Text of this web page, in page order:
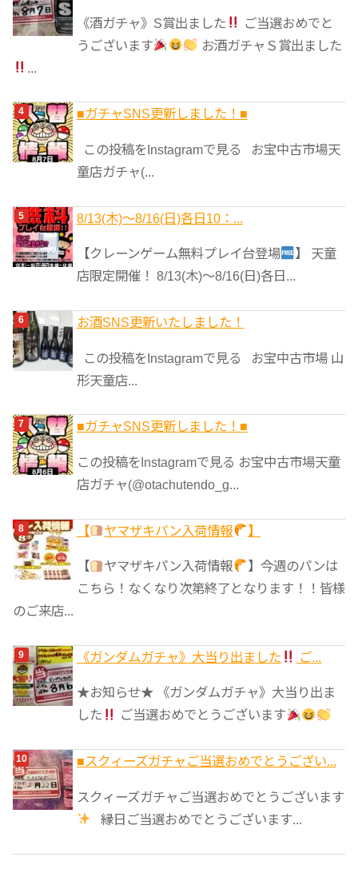
《酒ガチャ》S賞出ました
ご当選おめでと
うございます
お酒ガチャＳ賞出ました
...
■ガチャSNS更新しました！■
この投稿をInstagramで見る お宝中古市場天
童店ガチャ(...
8/13(木)～8/16(日)各日10：...
【クレーンゲーム無料プレイ台登場
】 天童
店限定開催！ 8/13(木)～8/16(日)各日...
お酒SNS更新いたしました！
この投稿をInstagramで見る お宝中古市場 山
形天童店...
■ガチャSNS更新しました！■
この投稿をInstagramで見る お宝中古市場天童
店ガチャ(@otachutendo_g...
【 ヤマザキパン入荷情報 】
【 ヤマザキパン入荷情報
】今週のパンは
こちら！なくなり次第終了となります！！皆様
のご来店...
《ガンダムガチャ》大当り出ました ご...
★お知らせ★ 《ガンダムガチャ》大当り出ま
した
ご当選おめでとうございます
■スクィーズガチャご当選おめでとうござい...
スクィーズガチャご当選おめでとうございます
縁日ご当選おめでとうございます...